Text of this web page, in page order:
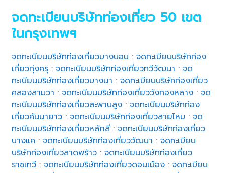
จดทะเบียนบริษัทท่องเที่ยว 50 เขต
ในกรุงเทพฯ
จดทะเบียนบริษัทท่องเที่ยวบางบอน :จดทะเบียนบริษัทท่อง
เที่ยวทุ่งครุ :จดทะเบียนบริษัทท่องเที่ยวทวีวัฒนา :จด
ทะเบียนบริษัทท่องเที่ยวบางนา :จดทะเบียนบริษัทท่องเที่ยว
คลองสามวา :จดทะเบียนบริษัทท่องเที่ยววังทองหลาง :จด
ทะเบียนบริษัทท่องเที่ยวสะพานสูง :จดทะเบียนบริษัทท่อง
เที่ยวคันนายาว :จดทะเบียนบริษัทท่องเที่ยวสายไหม :จด
ทะเบียนบริษัทท่องเที่ยวหลักสี่ :จดทะเบียนบริษัทท่องเที่ยว
บางแค :จดทะเบียนบริษัทท่องเที่ยววัฒนา :จดทะเบียน
บริษัทท่องเที่ยวลาดพร้าว :จดทะเบียนบริษัทท่องเที่ยว
ราชเทวี :จดทะเบียนบริษัทท่องเที่ยวดอนเมือง :จดทะเบียน